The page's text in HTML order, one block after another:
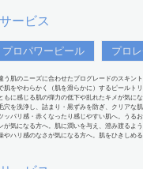
ービス
プロパワーピール プロ
う肌のニーズに合わせたプログレードのスキント
肌をやわらかく（肌を滑らかに）するピールトリ
もに感じる肌の弾力の低下や乱れたキメが気に
穴を洗浄し、詰まり・黒ずみを防ぎ、クリアな
ッパリ感・赤くなったり感じやすい肌へ。うる
が気になる方へ。肌に潤いを与え、澄み渡るよ
やハリ感のなさが気になる方へ。肌をひきしめる